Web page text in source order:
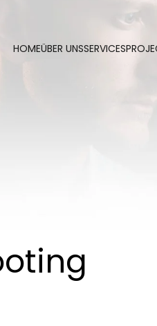
HOMEÜBER UNSSERVICES